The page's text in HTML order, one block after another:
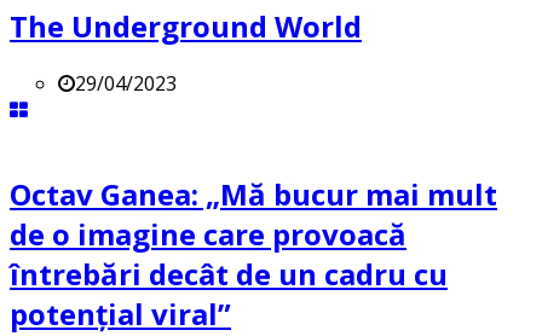
The Underground World
29/04/2023
Octav Ganea: „Mă bucur mai mult
de o imagine care provoacă
întrebări decât de un cadru cu
potenţial viral”